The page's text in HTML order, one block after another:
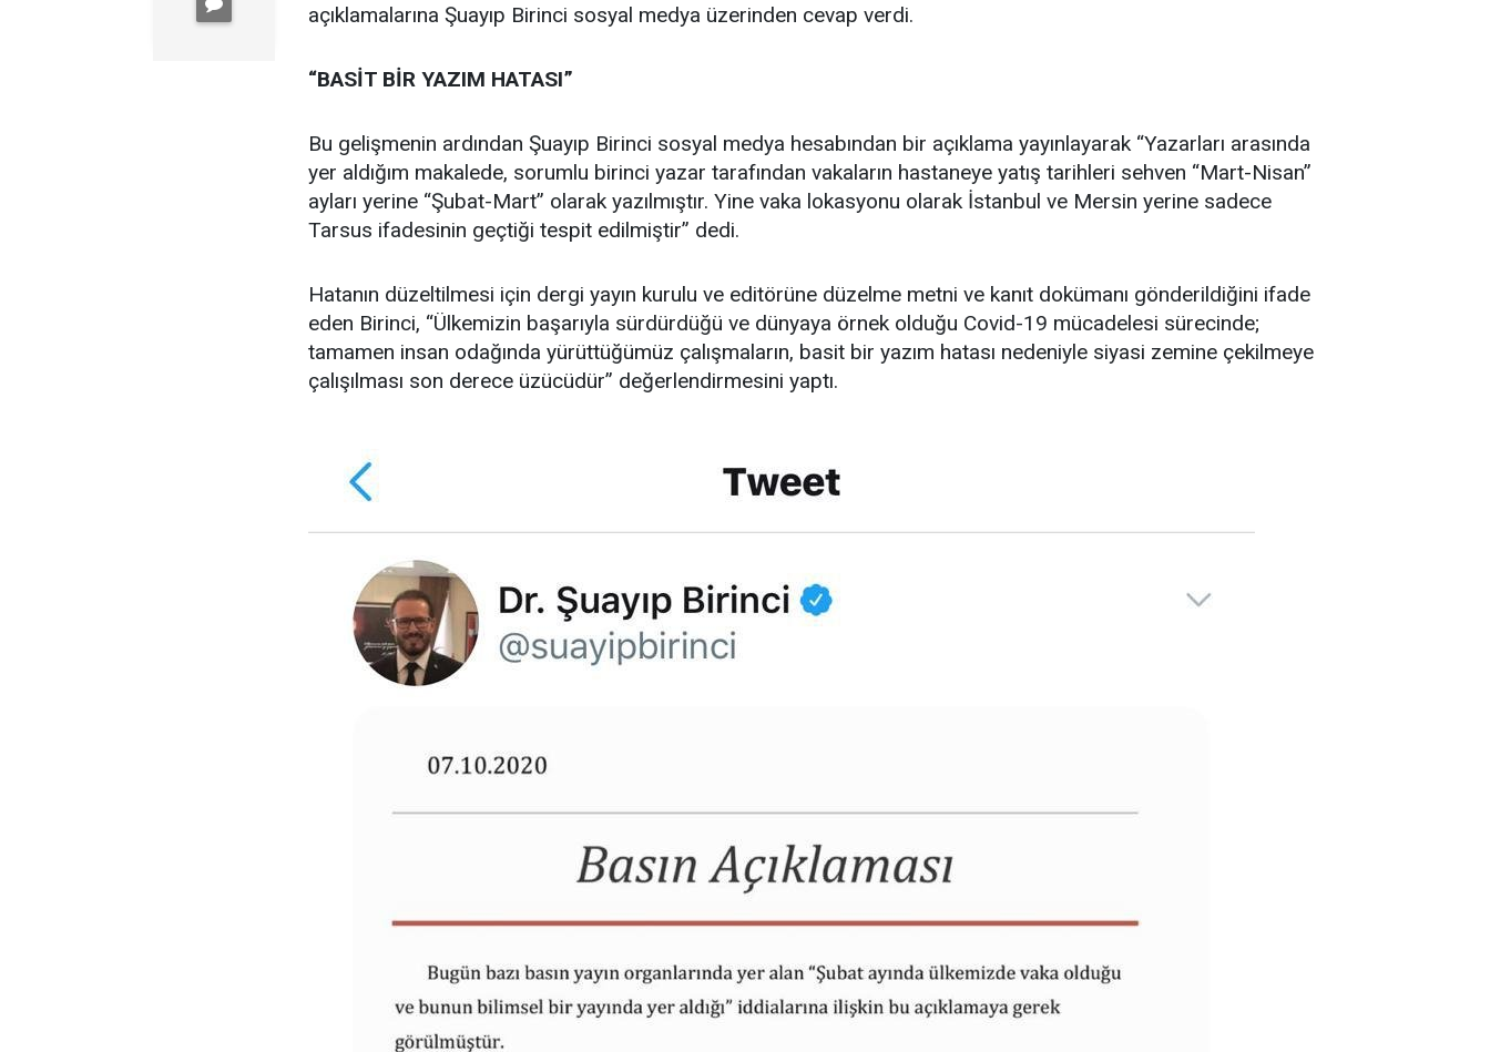
açıklamalarına Şuayıp Birinci sosyal medya üzerinden cevap verdi.
“BASİT BİR YAZIM HATASI”
Bu gelişmenin ardından Şuayıp Birinci sosyal medya hesabından bir açıklama yayınlayarak “Yazarları arasında
yer aldığım makalede, sorumlu birinci yazar tarafından vakaların hastaneye yatış tarihleri sehven “Mart-Nisan”
ayları yerine “Şubat-Mart” olarak yazılmıştır. Yine vaka lokasyonu olarak İstanbul ve Mersin yerine sadece
Tarsus ifadesinin geçtiği tespit edilmiştir” dedi.
Hatanın düzeltilmesi için dergi yayın kurulu ve editörüne düzelme metni ve kanıt dokümanı gönderildiğini ifade
eden Birinci, “Ülkemizin başarıyla sürdürdüğü ve dünyaya örnek olduğu Covid-19 mücadelesi sürecinde;
tamamen insan odağında yürüttüğümüz çalışmaların, basit bir yazım hatası nedeniyle siyasi zemine çekilmeye
çalışılması son derece üzücüdür” değerlendirmesini yaptı.